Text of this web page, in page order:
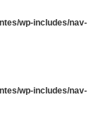
wp-includes/nav-
wp-includes/nav-